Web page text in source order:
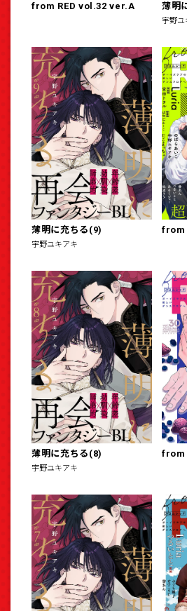
from RED vol.32 ver.A 薄明
宇野ユ
薄明に充ちる(9)
宇野ユキアキ
from
薄明に充ちる(8)
宇野ユキアキ
from